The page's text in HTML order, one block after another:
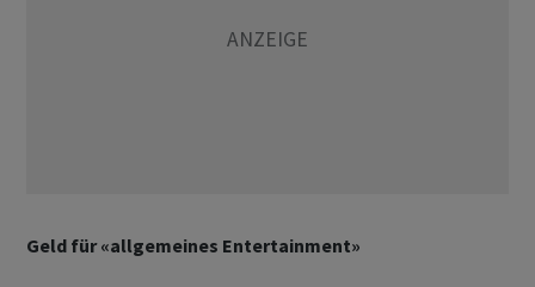
Geld für «allgemeines Entertainment»